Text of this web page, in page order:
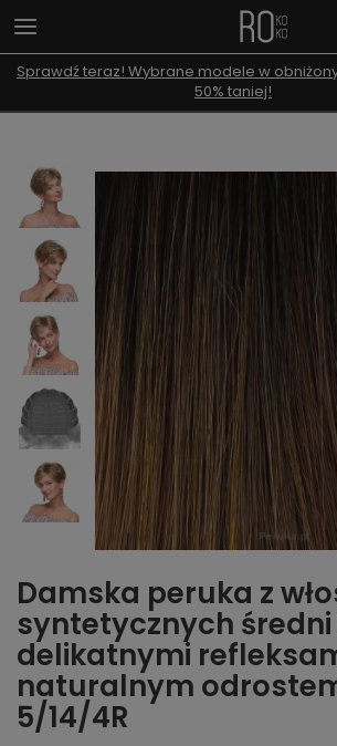
Sprawdź teraz! Wybrane modele w
50% taniej!
Damska peruka z
syntetycznych średni
delikatnymi
naturalnym
5/14/4R